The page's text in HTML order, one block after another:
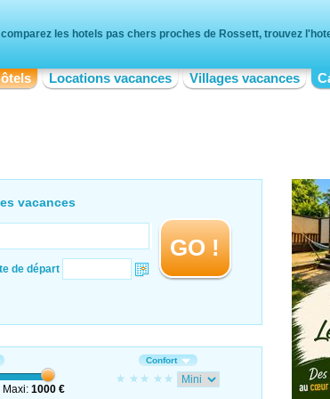
les hotels pas chers proches de Rossett, trouvez
Locations vacances Villages vacances
vacances
de départ
GO !
Maxi: 1000 €
Confort